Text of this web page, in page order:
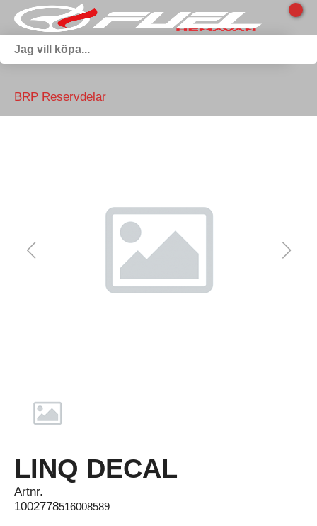
BRP Reservdelar
LINQ DECAL
Artnr.
1002778516008589